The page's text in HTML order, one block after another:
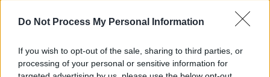
Do Not Process My Personal Information
If you wish to opt-out of the sale, sharing to third parties, or
processing of your personal or sensitive information for
Μικρές στιγμές ενός μεγάλου
Πόσα γνωρίζουμε και πόσα όχι για τον